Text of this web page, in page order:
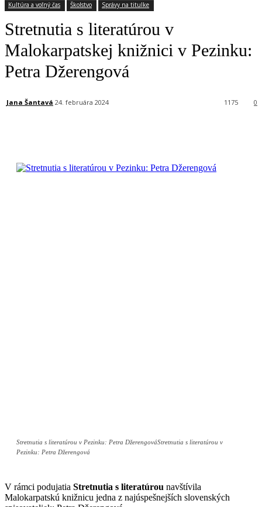
Kultúra a voľný čas Školstvo Správy na titulke
Stretnutia s literatúrou v
Malokarpatskej knižnici v Pezinku:
Petra Džerengová
Jana Šantavá 24. februára 2024 0
1175
Stretnutia s literatúrou v Pezinku: Petra DžerengováStretnutia s literatúrou v
Pezinku: Petra Džerengová
V rámci podujatia Stretnutia s literatúrou navštívila
Malokarpatskú knižnicu jedna z najúspešnejších slovenských